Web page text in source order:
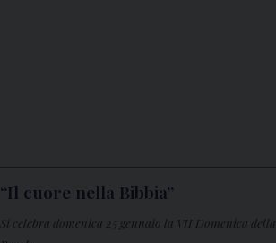
“Il cuore nella Bibbia”
Si celebra domenica 25 gennaio la VII Domenica della